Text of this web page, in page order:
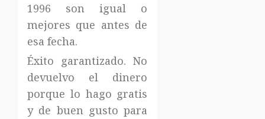
1996 son igual o
mejores que antes de
esa fecha.
Éxito garantizado. No
devuelvo el dinero
porque lo hago gratis
y de buen gusto para